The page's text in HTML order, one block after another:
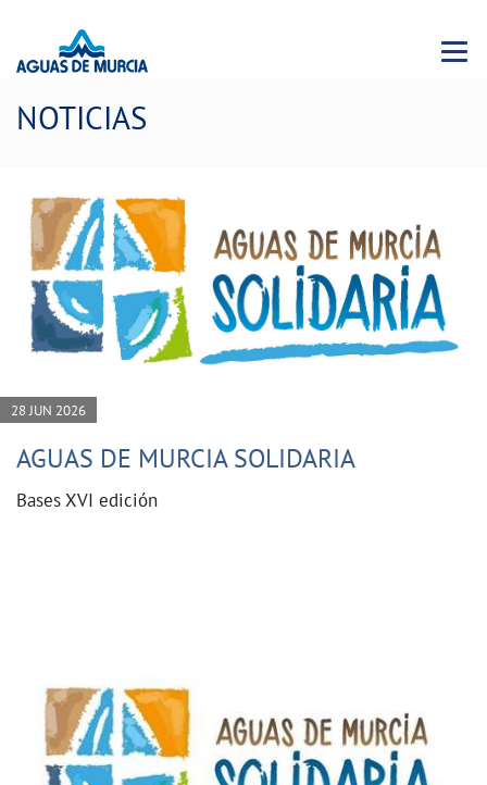
Menu
NOTICIAS
28 JUN 2026
AGUAS DE MURCIA SOLIDARIA
Bases XVI edición